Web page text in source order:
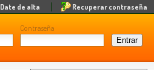
Contraseña
Date de alta Recuperar contraseña